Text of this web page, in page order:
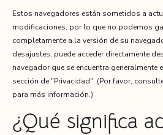
Estos navegadores están sometidos a
modificaciones, por lo que no podemos
completamente a la versión de su
desajustes, puede acceder directamente
navegador que se encuentra generalmente
sección de "Privacidad". (Por favor,
para más información.)
¿Qué significa